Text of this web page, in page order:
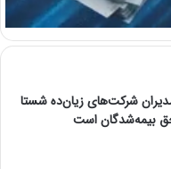
شرکت‌های زیان‌ده شستا
بیمه‌شدگان است